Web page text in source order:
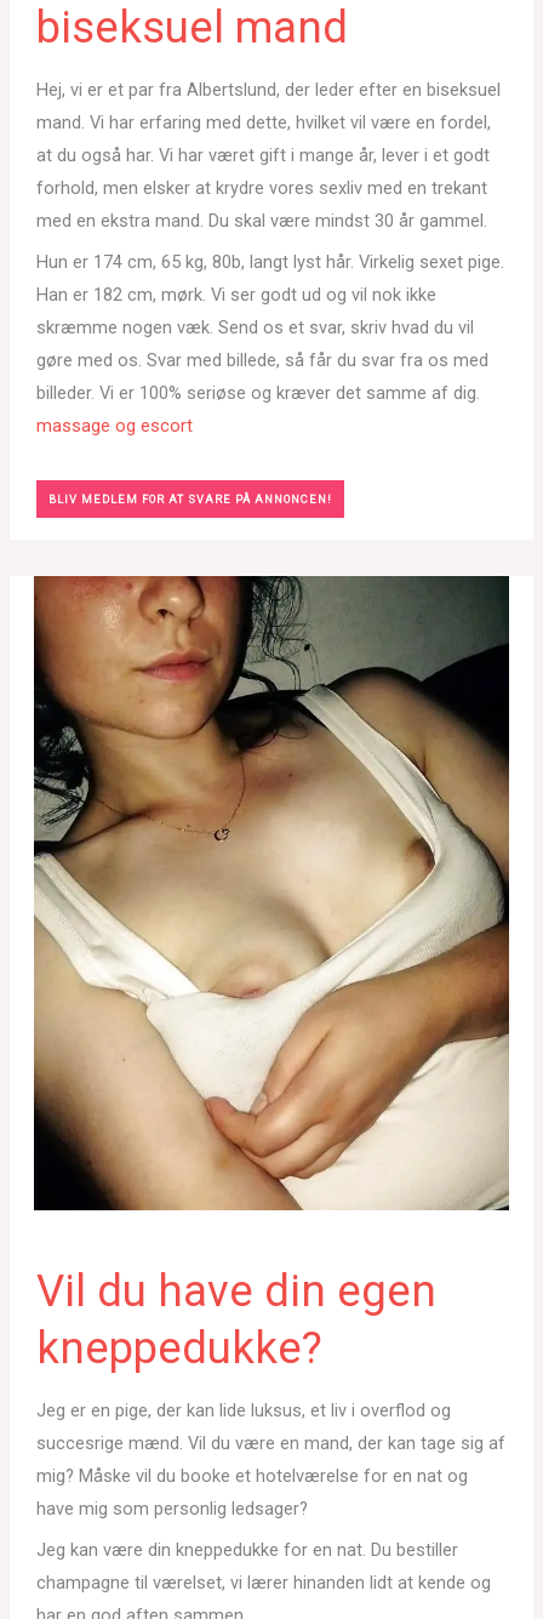
biseksuel mand
Hej, vi er et par fra Albertslund, der leder efter en biseksuel
mand. Vi har erfaring med dette, hvilket vil være en fordel,
at du også har. Vi har været gift i mange år, lever i et godt
forhold, men elsker at krydre vores sexliv med en trekant
med en ekstra mand. Du skal være mindst 30 år gammel.
Hun er 174 cm, 65 kg, 80b, langt lyst hår. Virkelig sexet pige.
Han er 182 cm, mørk. Vi ser godt ud og vil nok ikke
skræmme nogen væk. Send os et svar, skriv hvad du vil
gøre med os. Svar med billede, så får du svar fra os med
billeder. Vi er 100% seriøse og kræver det samme af dig.
massage og escort
BLIV MEDLEM FOR AT SVARE PÅ ANNONCEN!
Vil du have din egen
kneppedukke?
Jeg er en pige, der kan lide luksus, et liv i overflod og
succesrige mænd. Vil du være en mand, der kan tage sig af
mig? Måske vil du booke et hotelværelse for en nat og
have mig som personlig ledsager?
Jeg kan være din kneppedukke for en nat. Du bestiller
champagne til værelset, vi lærer hinanden lidt at kende og